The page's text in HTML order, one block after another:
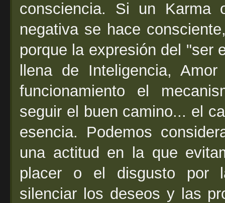
consciencia. Si un Karma
negativa se hace
porque la expresión del "ser
llena de Inteligencia,
funcionamiento el
seguir el buen camino... el
esencia. Podemos
una actitud en la que
placer o el disgusto por
silenciar los deseos y las